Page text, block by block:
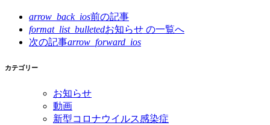
arrow_back_ios前の記事
format_list_bulletedお知らせ の一覧へ
次の記事arrow_forward_ios
カテゴリー
お知らせ
動画
新型コロナウイルス感染症